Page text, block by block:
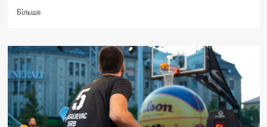
БільшеДокладніше
філери,
мезотерапія:
яку
процедуру
обрати
для
вашої
шкіри?